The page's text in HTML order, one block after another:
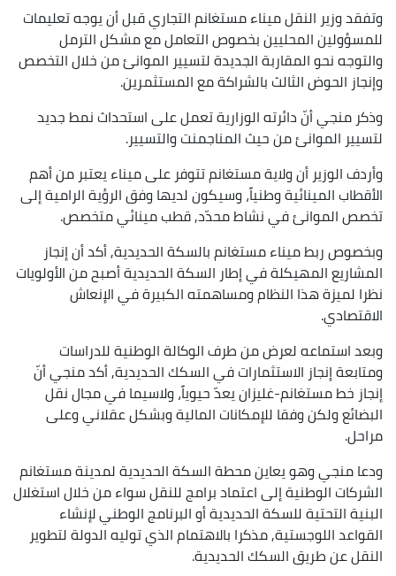
وتفقد وزير النقل ميناء مستغانم التجاري قبل أن يوجه تعليمات
للمسؤولين المحليين بخصوص التعامل مع مشكل الترمل
والتوجه نحو المقاربة الجديدة لتسيير الموانئ من خلال التخصص
وإنجاز الحوض الثالث بالشراكة مع المستثمرين.
وذكر منجي أنّ دائرته الوزارية تعمل على استحداث نمط جديد
لتسيير الموانئ من حيث المناجمنت والتسيير.
وأردف الوزير أن ولاية مستغانم تتوفر على ميناء يعتبر من أهم
الأقطاب المينائية وطنياً، وسيكون لديها وفق الرؤية الرامية إلى
تخصص الموانئ في نشاط محدّد, قطب مينائي متخصص.
وبخصوص ربط ميناء مستغانم بالسكة الحديدية, أكد أن إنجاز
المشاريع المهيكلة في إطار السكة الحديدية أصبح من الأولويات
نظرا لميزة هذا النظام ومساهمته الكبيرة في الإنعاش
الاقتصادي.
وبعد استماعه لعرض من طرف الوكالة الوطنية للدراسات
ومتابعة إنجاز الاستثمارات في السكك الحديدية, أكد منجي أنّ
إنجاز خط مستغانم-غليزان يعدّ حيوياً، ولاسيما في مجال نقل
البضائع ولكن وفقا للإمكانات المالية وبشكل عقلاني وعلى
مراحل.
ودعا منجي وهو يعاين محطة السكة الحديدية لمدينة مستغانم
الشركات الوطنية إلى اعتماد برامج للنقل سواء من خلال استغلال
البنية التحتية للسكة الحديدية أو البرنامج الوطني لإنشاء
القواعد اللوجستية, مذكرا بالاهتمام الذي توليه الدولة لتطوير
النقل عن طريق السكك الحديدية.